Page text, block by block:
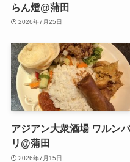
らん燈@蒲田
2026年7月25日
アジアン大衆酒場 ワルンバ
リ@蒲田
2026年7月15日